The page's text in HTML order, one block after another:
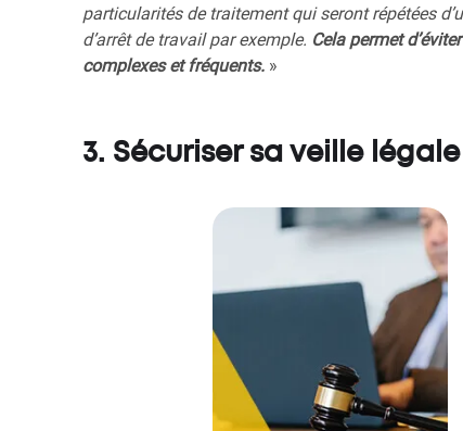
particularités de traitement qui seront répétées
d’arrêt de travail par exemple. Cela permet
complexes et fréquents. »
3. Sécuriser sa veille